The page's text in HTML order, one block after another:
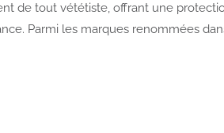
de tout vététiste, offrant une
Parmi les marques renommées